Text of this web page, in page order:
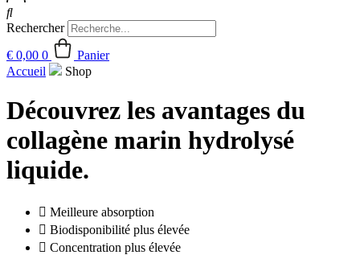
Rechercher
€ 0,00 0
Panier
Accueil
Shop
Découvrez les avantages du
collagène marin hydrolysé
liquide.
Meilleure absorption
Biodisponibilité plus élevée
Concentration plus élevée